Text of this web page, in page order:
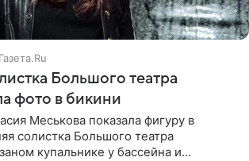
Газета.Ru
Большого театра
фото в бикини
Меськова показала фигуру в
солистка Большого театра
купальнике у бассейна и